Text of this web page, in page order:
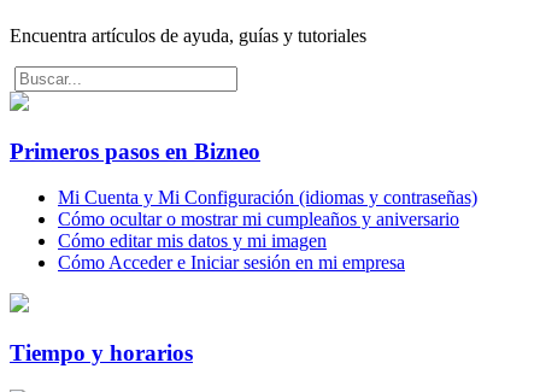
Encuentra artículos de ayuda, guías y tutoriales
Primeros pasos en Bizneo
Mi Cuenta y Mi Configuración (idiomas y contraseñas)
Cómo ocultar o mostrar mi cumpleaños y aniversario
Cómo editar mis datos y mi imagen
Cómo Acceder e Iniciar sesión en mi empresa
Tiempo y horarios